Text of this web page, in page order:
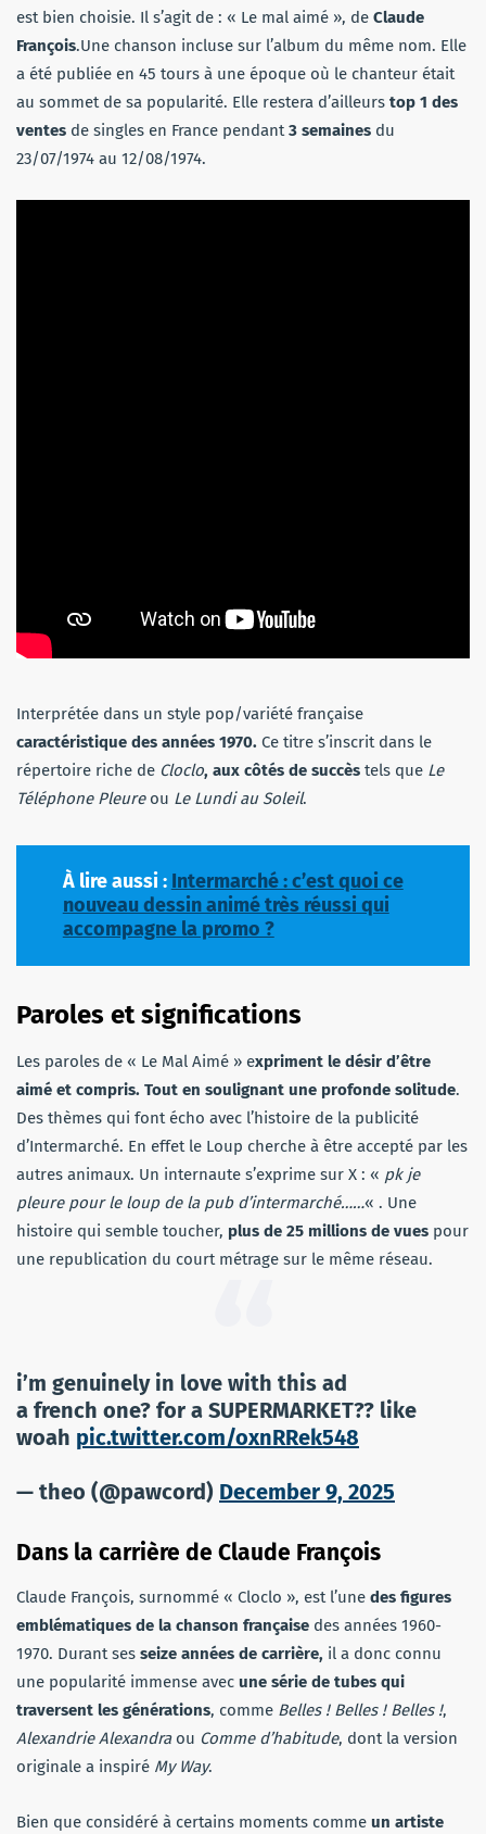
est bien choisie. Il s’agit de : « Le mal aimé », de Claude
François.Une chanson incluse sur l’album du même nom. Elle
a été publiée en 45 tours à une époque où le chanteur était
au sommet de sa popularité. Elle restera d’ailleurs top 1 des
ventes de singles en France pendant3 semaines du
23/07/1974 au 12/08/1974.
Interprétée dans un style pop/variété française
caractéristique des années 1970. Ce titre s’inscrit dans le
répertoire riche de Cloclo, aux côtés de succès tels que Le
Téléphone Pleureou Le Lundi au Soleil.
À lire aussi : Intermarché : c’est quoi ce
nouveau dessin animé très réussi qui
accompagne la promo ?
Paroles et significations
Les paroles de « Le Mal Aimé » expriment le désir d’être
aimé et compris. Tout en soulignant une profonde solitude.
Des thèmes qui font écho avec l’histoire de la publicité
d’Intermarché. En effet le Loup cherche à être accepté par les
autres animaux. Un internaute s’exprime sur X : « pk je
pleure pour le loup de la pub d’intermarché……« . Une
histoire qui semble toucher, plus de 25 millions de vues pour
une republication du court métrage sur le même réseau.
i’m genuinely in love with this ad
a french one? for a SUPERMARKET?? like
woah pic.twitter.com/oxnRRek548
— theo (@pawcord) December 9, 2025
Dans la carrière de Claude François
Claude François, surnommé « Cloclo », est l’une des figures
emblématiques de la chanson française des années 1960-
1970. Durant ses seize années de carrière, il a donc connu
une popularité immense avec une série de tubes qui
traversent les générations, comme Belles ! Belles ! Belles !,
Alexandrie Alexandraou Comme d’habitude, dont la version
originale a inspiré My Way.
Bien que considéré à certains moments comme un artiste